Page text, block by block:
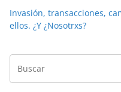
Invasión, transacciones,
ellos. ¿Y ¿Nosotrxs?